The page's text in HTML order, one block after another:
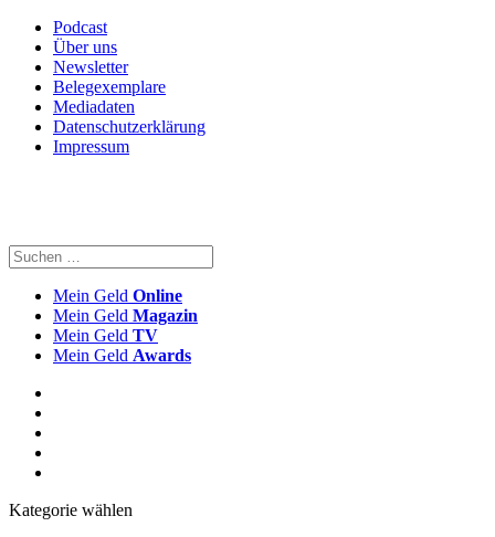
Podcast
Über uns
Newsletter
Belegexemplare
Mediadaten
Datenschutzerklärung
Impressum
Mein Geld Online
Mein Geld Magazin
Mein Geld TV
Mein Geld Awards
Kategorie wählen